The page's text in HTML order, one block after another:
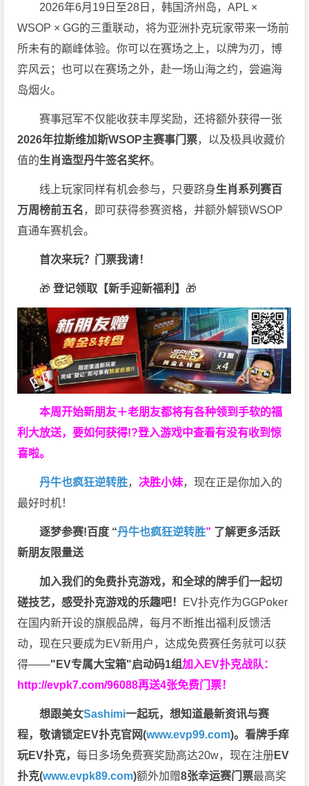
2026年6月19日至28日，韩国济州岛，APL ×
WSOP × GG的三重联动，将为亚洲扑克玩家带来一场前
所未有的巅峰体验。你可以在赛场之上，以牌为刃，博
弈风云；也可以在赛场之外，赴一场山海之约，尝遍海
岛烟火。
赛事冠军不仅能收获丰厚奖励，还将额外获得一张
2026年拉斯维加斯WSOP主赛事门票，以及极具收藏价
值的生肖造型丹牛签名奖杯。
线上玩家同样有机会参与，只要跻身生肖系列赛百
万周榜前五名，即可获得参赛资格，并额外解锁WSOP
直通车赛机会。
首次来玩？门票我请！
🎁 登记领取【新手迎新福利】 🎁
本周开始新朋友＋老朋友都将有各种领到手软的福
利大放送，要如何获得!?登入游戏中查看有没有收到惊
喜啦。
丹牛也疯狂逆转胜， 决胜小妹，现在正是你加入的
最好时机！
逐梦参赛!百度 “丹牛也疯狂逆转胜” 了解更多活跃
新朋友限量送
加入我们的免费扑克游戏，和全球的牌手们一起切
磋技艺，感受扑克游戏的乐趣吧！ EV扑克作为GGPoker
在国内新开设的旗舰品牌，每月不断推出福利反馈活
动，现在只要成为EV新用户，达成免费赛任务就可以获
得——"EV专属大宝箱"启动码1组加入EV扑克战队：
http://evpk7.com/96088再送4张免费门票！
想跟美女Sashimi一起玩，想知道最新资讯与赛
程，敬请锁定EV扑克官网(www.evp99.com)。看牌手痒
玩EV扑克，每日多场免费赛奖励高达20w，现在注册EV
扑克(www.evpk89.com)额外加赠8张幸运赛门票最高奖